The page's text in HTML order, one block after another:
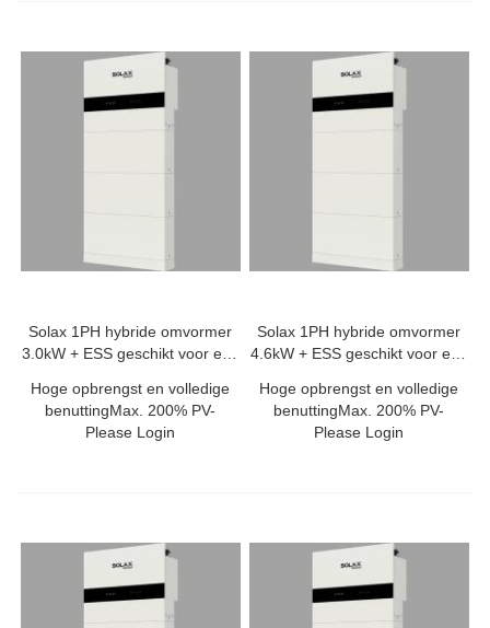
Solax 1PH hybride omvormer
3.0kW + ESS geschikt voor een
Hoge opbrengst en volledige
benuttingMax. 200% PV-
Please Login
Solax 1PH hybride omvormer
4.6kW + ESS geschikt voor een
Hoge opbrengst en volledige
benuttingMax. 200% PV-
Please Login